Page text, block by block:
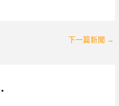
下一篇新聞 →